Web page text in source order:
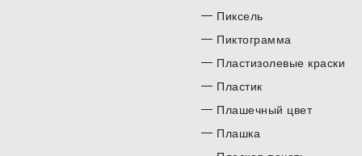
Пиксель
Пиктограмма
Пластизолевые краски
Пластик
Плашечный цвет
Плашка